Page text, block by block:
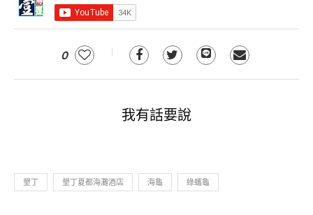
0
我有話要說
墾丁 墾丁夏都海灘酒店 海龜 綠蠵龜